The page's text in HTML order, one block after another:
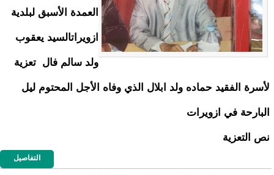
العمدة الأسبق لبلدية
ازويراتالسيد يعقوب
ولد سالم فال تعزية
لأسرة الفقيد حماده ولد ابلال الذي وفاه الأجل المحتوم ليل
البارحة في ازويرات
نص التعزية
التفاصيل